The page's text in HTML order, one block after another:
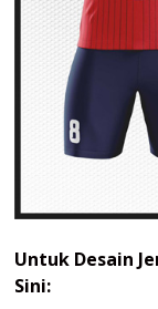
Untuk Desain
Sini: